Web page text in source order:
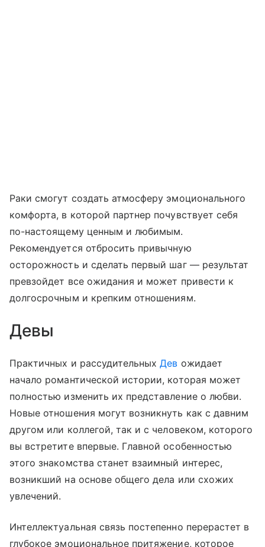
Раки смогут создать атмосферу эмоционального
комфорта, в которой партнер почувствует себя
по-настоящему ценным и любимым.
Рекомендуется отбросить привычную
осторожность и сделать первый шаг — результат
превзойдет все ожидания и может привести к
долгосрочным и крепким отношениям.
Девы
Практичных и рассудительныхДев ожидает
начало романтической истории, которая может
полностью изменить их представление о любви.
Новые отношения могут возникнуть как с давним
другом или коллегой, так и с человеком, которого
вы встретите впервые. Главной особенностью
этого знакомства станет взаимный интерес,
возникший на основе общего дела или схожих
увлечений.
Интеллектуальная связь постепенно перерастет в
глубокое эмоциональное притяжение, которое